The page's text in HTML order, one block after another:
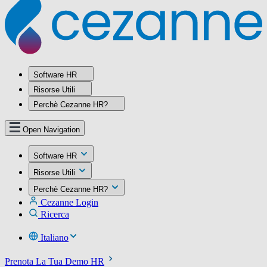
Software HR
Risorse Utili
Perchè Cezanne HR?
Open Navigation
Software HR
Risorse Utili
Perchè Cezanne HR?
Cezanne Login
Ricerca
Italiano
Prenota La Tua Demo HR